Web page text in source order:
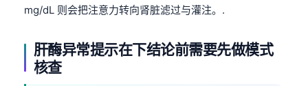
mg/dL 则会把注意力转向肾脏滤过与灌注。.
肝酶异常提示在下结论前需要先做模式
核查
Esperanto
Ślōnskŏ gŏdka